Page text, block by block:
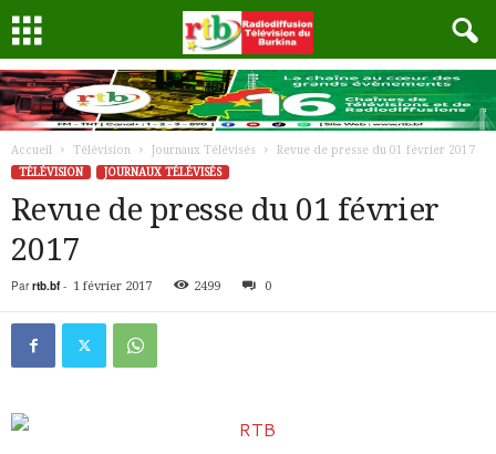
Accueil Télévision Journaux Télévisés
Revue de presse du 01 février 2017
TÉLÉVISION
JOURNAUX TÉLÉVISÉS
Revue de presse du 01 février
2017
Par rtb.bf- 1 février 2017 2499 0